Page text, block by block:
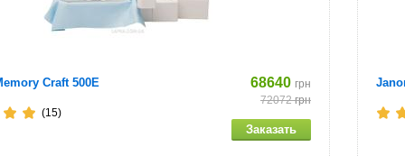
Craft 500E 68640 грн
72072грн
(15)